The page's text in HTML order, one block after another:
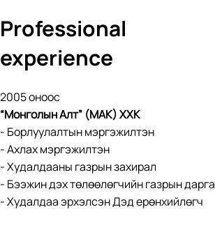
Professional
experience
2005 оноос
“Монголын Алт” (МАК) ХХК
- Борлуулалтын мэргэжилтэн
- Ахлах мэргэжилтэн
- Худалдааны газрын захирал
- Бээжин дэх төлөөлөгчийн газрын дарга
- Худалдаа эрхэлсэн Дэд ерөнхийлөгч